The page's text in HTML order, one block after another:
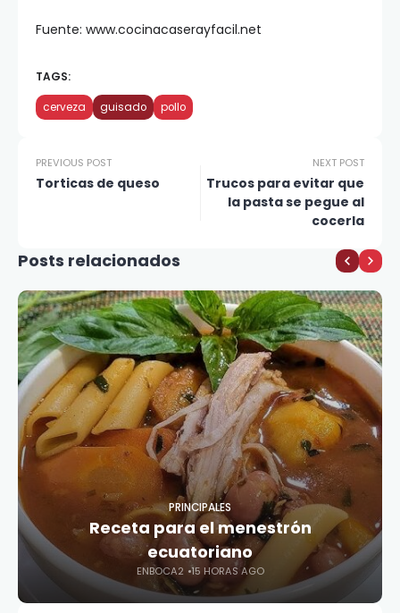
Fuente: www.cocinacaserayfacil.net
TAGS:
cerveza guisado pollo
PREVIOUS POST
Torticas de queso
NEXT POST
Trucos para evitar que
la pasta se pegue al
cocerla
Posts relacionados
PRINCIPALES
Receta para el menestrón
ecuatoriano
ENBOCA2 15 HORAS AGO